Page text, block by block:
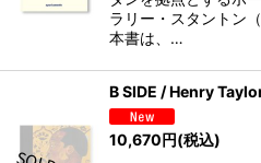
ラリー・スタントン
本書は、…
B SIDE / Henry
10,670円(税込)